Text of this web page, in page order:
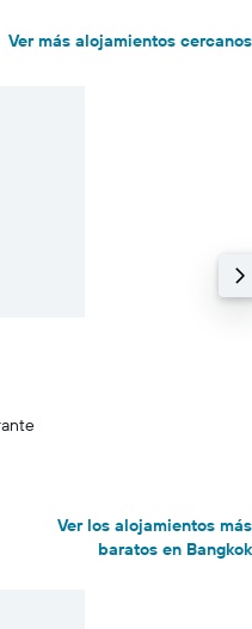
Ver más alojamientos cercanos
Ver los alojamientos más
baratos en Bangkok